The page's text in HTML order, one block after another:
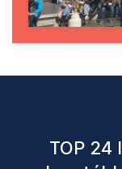
TOP 24